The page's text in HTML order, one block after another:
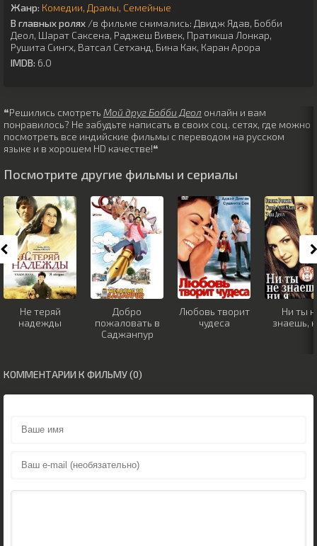
Жанр: Комедии Драмы Семейные
В главных ролях /в фильме снимались: Двидж Ядав, Бобби
Деол, Шарат Саксена, Раджеш Вивек, Пратикша Лонкар,
Рушита Сингх, Ватсал Сетханд, Бина Как, Каран Арора
IMDB: 6.0
❝Решились смотреть Мой друг Бобби Деол онлайн и вам
понравилось? Не забудьте написать в своих соц. сетях, где можно
посмотреть все индийские фильмы с переводом на русском
языке и в хорошем HD качестве!❝
Посмотрите другие фильмы и сериалы
Не теряй
надежды
Добро
пожаловать в
Саджанпур
Любовь творит
чудеса
Ни ты
знаешь,
КОММЕНТАРИИ К ФИЛЬМУ (0)